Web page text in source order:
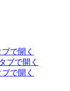
で開く
ブで開く
で開く